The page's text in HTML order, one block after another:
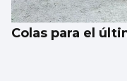
Colas para el